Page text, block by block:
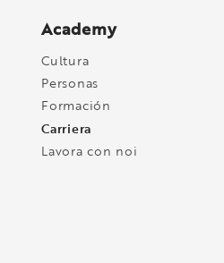
Academy
Cultura
Personas
Formación
Carriera
Lavora con noi